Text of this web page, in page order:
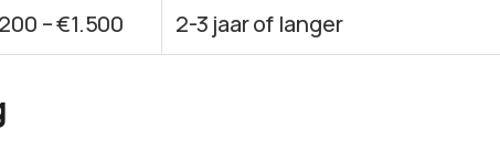
– €1.500 2-3 jaar of langer